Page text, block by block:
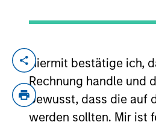
Hiermit bestätige ich,
Rechnung handle und
bewusst, dass die auf
werden sollten. Mir ist